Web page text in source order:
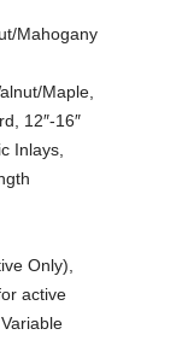
Mahogany
Maple,
12″-16″
Inlays,
Only),
active